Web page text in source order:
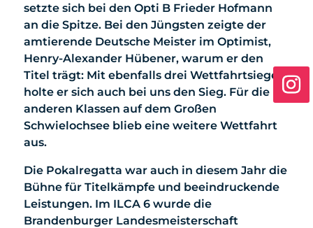
setzte sich bei den Opti B Frieder Hofmann
an die Spitze. Bei den Jüngsten zeigte der
amtierende Deutsche Meister im Optimist,
Henry-Alexander Hübener, warum er den
Titel trägt: Mit ebenfalls drei Wettfahrtsiegen
holte er sich auch bei uns den Sieg. Für die
anderen Klassen auf dem Großen
Schwielochsee blieb eine weitere Wettfahrt
aus.
Die Pokalregatta war auch in diesem Jahr die
Bühne für Titelkämpfe und beeindruckende
Leistungen. Im ILCA 6 wurde die
Brandenburger Landesmeisterschaft